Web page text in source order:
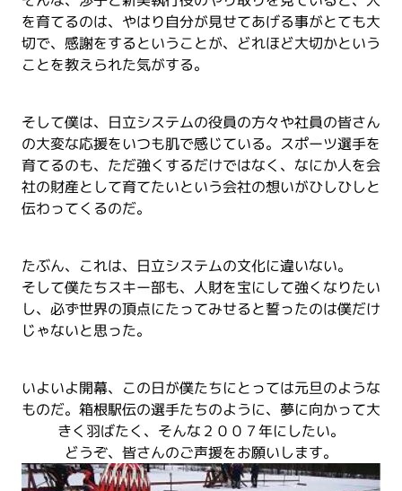
を育てるのは、やはり自分が見せてあげる事がとても大
切で、感謝をするということが、どれほど大切かという
ことを教えられた気がする。
そして僕は、日立システムの役員の方々や社員の皆さん
の大変な応援をいつも肌で感じている。スポーツ選手を
育てるのも、ただ強くするだけではなく、なにか人を会
社の財産として育てたいという会社の想いがひしひしと
伝わってくるのだ。
たぶん、これは、日立システムの文化に違いない。
そして僕たちスキー部も、人財を宝にして強くなりたい
し、必ず世界の頂点にたってみせると誓ったのは僕だけ
じゃないと思った。
いよいよ開幕、この日が僕たちにとっては元旦のような
ものだ。箱根駅伝の選手たちのように、夢に向かって大
きく羽ばたく、そんな２００７年にしたい。
どうぞ、皆さんのご声援をお願いします。